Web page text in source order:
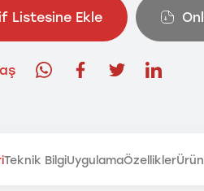
Listesine Ekle
Teknik BilgiUygulamaÖzellikler